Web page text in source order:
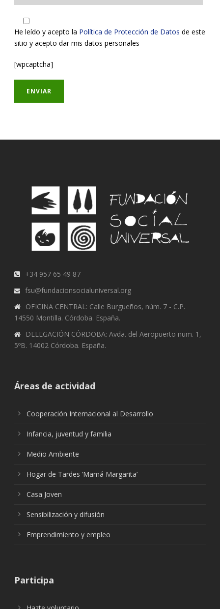
He leído y acepto la Política de Protección de Datos de este
sitio y acepto dar mis datos personales
[wpcaptcha]
+34 957 65 49 87
fsu@fundacionsocialuniversal.org
OFICINA CENTRAL: Calle Burgueños, núm. 7 - C.P.
14550 Montilla. Córdoba. España.
DELEGACIÓN CÓRDOBA: Avda. del Aeropuerto num. 1,
5ºB. 14002 Córdoba. España.
Áreas de actividad
Cooperación Internacional al Desarrollo
Infancia, juventud y familia
Medio Ambiente
Hogar de Tardes ‘Mamá Margarita’
Casa Joven
Sensibilización y difusión
Emprendimiento y empleo
Participa